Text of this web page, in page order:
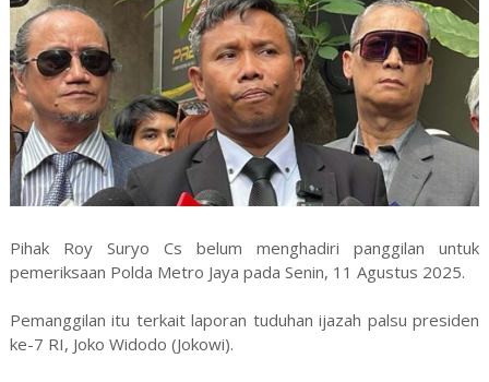
Pihak Roy Suryo Cs belum menghadiri panggilan untuk
pemeriksaan Polda Metro Jaya pada Senin, 11 Agustus 2025.
Pemanggilan itu terkait laporan tuduhan ijazah palsu presiden
ke-7 RI, Joko Widodo (Jokowi).